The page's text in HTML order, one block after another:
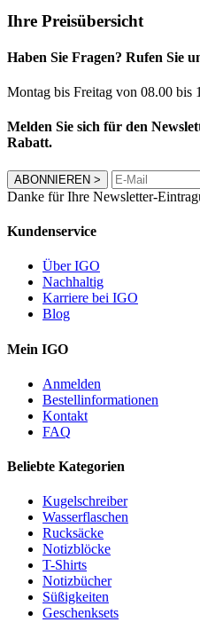
Ihre Preisübersicht
Haben Sie Fragen? Rufen Sie
Montag bis Freitag von 08.00 bis
Melden Sie sich für den
Rabatt.
ABONNIEREN >
Danke für Ihre Newsletter-
Kundenservice
Über IGO
Nachhaltig
Karriere bei IGO
Blog
Mein IGO
Anmelden
Bestellinformationen
Kontakt
FAQ
Beliebte Kategorien
Kugelschreiber
Wasserflaschen
Rucksäcke
Notizblöcke
T-Shirts
Notizbücher
Süßigkeiten
Geschenksets